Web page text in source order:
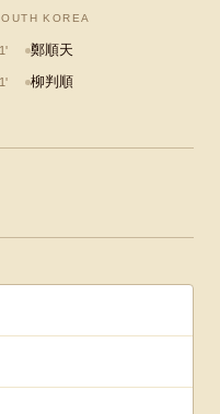
KOREA
' 鄭順天
' 柳判順